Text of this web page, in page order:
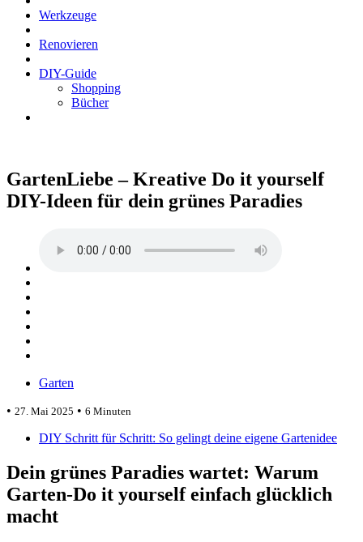
Werkzeuge
Renovieren
DIY-Guide
Shopping
Bücher
GartenLiebe – Kreative Do it yourself
DIY-Ideen für dein grünes Paradies
Garten
• 27. Mai 2025 • 6 Minuten
DIY Schritt für Schritt: So gelingt deine eigene Gartenidee
Dein grünes Paradies wartet: Warum
Garten-Do it yourself einfach glücklich
macht